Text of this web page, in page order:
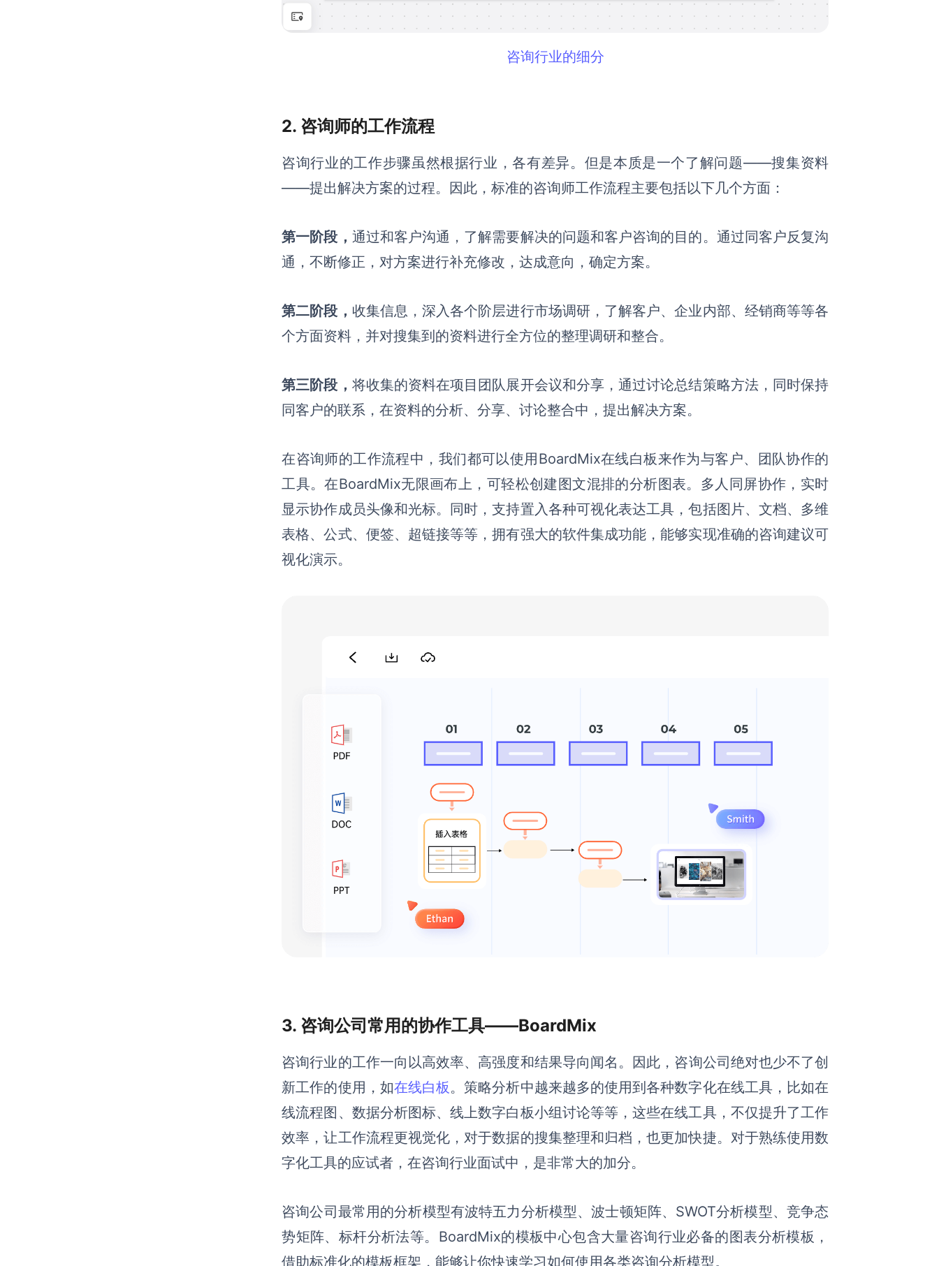
咨询行业的细分
2. 咨询师的工作流程
咨询行业的工作步骤虽然根据行业，各有差异。但是本质是一个了解问题——搜集资料
——提出解决方案的过程。 因此，标准的咨询师工作流程主要包括以下几个方面：
第一阶段， 通过和客户沟通，了解需要解决的问题和客户咨询的目的。通过同客户反复沟
通，不断修正，对方案进行补充修改，达成意向，确定方案。
第二阶段， 收集信息，深入各个阶层进行市场调研，了解客户、企业内部、经销商等等各
个方面资料 ， 并对搜集到的资料进行全方位的整理调研和整合。
第三阶段， 将收集的资料在项目团队展开会议和分享，通过讨论总结策略方法，同时保持
同客户的联系，在资料的分析、分享、讨论整合中，提出解决方案。
在咨询师的工作流程中，我们都可以使用BoardMix在线白板来作为与客户、团队协作的
工具。在BoardMix无限画布上，可轻松创建图文混排的分析图表。多人同屏协作，实时
显示协作成员头像和光标。同时，支持置入各种可视化表达工具，包括图片、文档、多维
表格、公式、便签、超链接等等，拥有强大的软件集成功能，能够实现准确的咨询建议可
视化演示。
3. 咨询公司常用的协作工具——BoardMix
咨询行业的工作一向以高效率、 高强度和结果导向闻名。 因此，咨询公司绝对也少不了创
新工作的使用，如在线白板。策略分析中越来越多的使用到各种数字化在线工具，比如在
线流程图、数据分析图标、线上数字白板小组讨论等等，这些在线工具，不仅提升了工作
效率，让工作流程更视觉化，对于数据的搜集整理和归档，也更加快捷。对于熟练使用数
字化工具的应试者，在咨询行业面试中，是非常大的加分。
咨询公司最常用的分析模型有波特五力分析模型、波士顿矩阵、SWOT分析模型、竞争态
势矩阵、标杆分析法等。 BoardMix的模板中心包含大量咨询行业必备的图表分析模板，
借助标准化的模板框架，能够让你快速学习如何使用各类咨询分析模型。